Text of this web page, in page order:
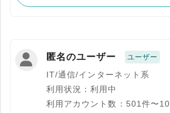
匿名のユーザー ユーザー
IT/通信/インターネット系
利用状況：利用中
利用アカウント数：501件〜